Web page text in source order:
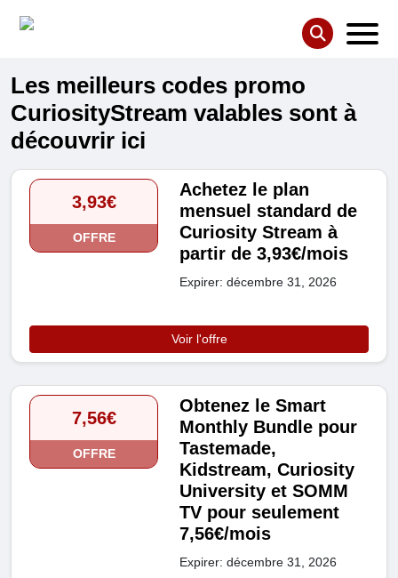
Les meilleurs codes promo
CuriosityStream valables sont à
découvrir ici
3,93€
OFFRE
Achetez le plan
mensuel standard de
Curiosity Stream à
partir de 3,93€/mois
Expirer: décembre 31, 2026
Voir l'offre
7,56€
OFFRE
Obtenez le Smart
Monthly Bundle pour
Tastemade,
Kidstream, Curiosity
University et SOMM
TV pour seulement
7,56€/mois
Expirer: décembre 31, 2026